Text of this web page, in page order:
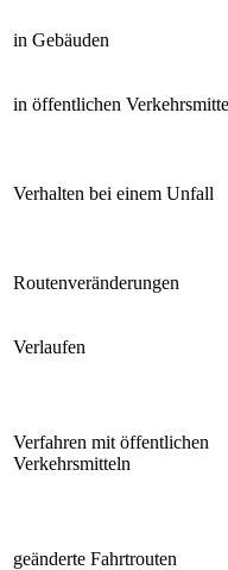
in Gebäuden
in öffentlichen
Verhalten bei einem Unfall
Routenveränderungen
Verlaufen
Verfahren mit öffentlichen
Verkehrsmitteln
geänderte Fahrtrouten